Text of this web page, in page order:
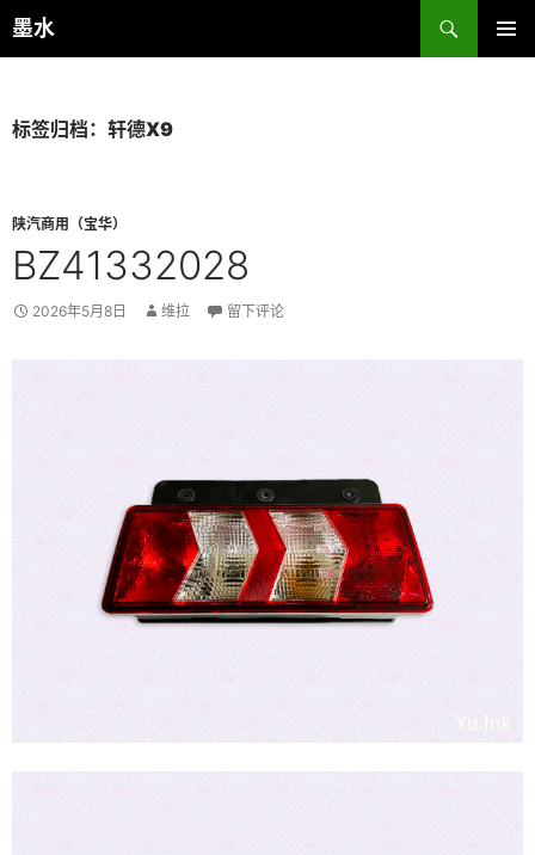
跳
至
墨水
搜
索
标签归档：轩德X9
陕汽商用（宝华）
BZ41332028
2026年5月8日 维拉 留下评论